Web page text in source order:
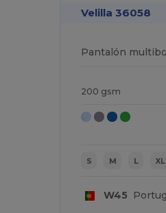
Velilla 36058
200 gsm
S M L XL
W45